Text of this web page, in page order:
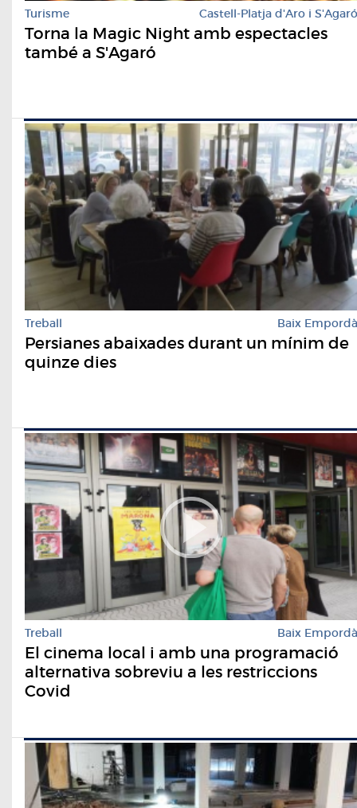
Turisme Castell-Platja d'Aro i S'Agaró
Torna la Magic Night amb espectacles
també a S'Agaró
Treball Baix Empordà
Persianes abaixades durant un mínim de
quinze dies
Treball Baix Empordà
El cinema local i amb una programació
alternativa sobreviu a les restriccions
Covid